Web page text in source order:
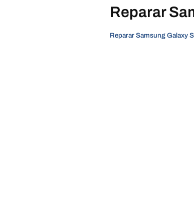
Reparar
Reparar Samsung Galaxy